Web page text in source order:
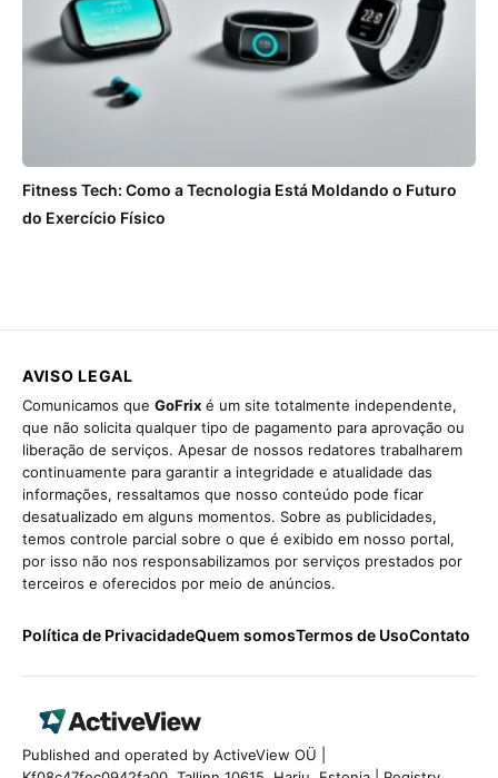
Fitness Tech: Como a Tecnologia Está Moldando o Futuro
do Exercício Físico
AVISO LEGAL
Comunicamos que GoFrix é um site totalmente independente,
que não solicita qualquer tipo de pagamento para aprovação ou
liberação de serviços. Apesar de nossos redatores trabalharem
continuamente para garantir a integridade e atualidade das
informações, ressaltamos que nosso conteúdo pode ficar
desatualizado em alguns momentos. Sobre as publicidades,
temos controle parcial sobre o que é exibido em nosso portal,
por isso não nos responsabilizamos por serviços prestados por
terceiros e oferecidos por meio de anúncios.
Política de PrivacidadeQuem somosTermos de UsoContato
Published and operated by ActiveView OÜ |